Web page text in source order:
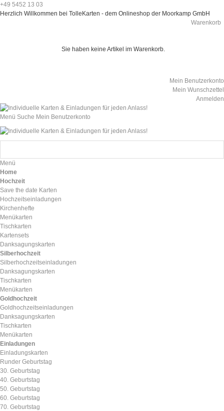
+49 5452 13 03
Herzlich Willkommen bei TolleKarten - dem Onlineshop der Moorkamp GmbH
Warenkorb
Sie haben keine Artikel im Warenkorb.
Mein Benutzerkonto
Mein Wunschzettel
Anmelden
Menü Suche Mein Benutzerkonto
Menü
Home
Hochzeit
Save the date Karten
Hochzeitseinladungen
Kirchenhefte
Menükarten
Tischkarten
Kartensets
Danksagungskarten
Silberhochzeit
Silberhochzeitseinladungen
Danksagungskarten
Tischkarten
Menükarten
Goldhochzeit
Goldhochzeitseinladungen
Danksagungskarten
Tischkarten
Menükarten
Einladungen
Einladungskarten
Runder Geburtstag
30. Geburtstag
40. Geburtstag
50. Geburtstag
60. Geburtstag
70. Geburtstag